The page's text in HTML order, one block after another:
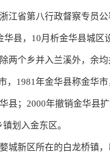
江省第八行政督察专员公
县，10月析金华县城
两个乡并入兰溪外，余
1981年金华县称金华
县；2000年撤销金华县
划入金东区。
城新区所在的白龙桥镇